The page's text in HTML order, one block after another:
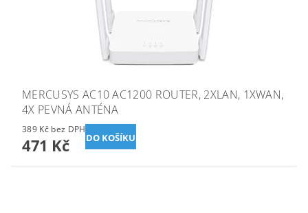
MERCUSYS AC10 AC1200 ROUTER, 2XLAN, 1XWAN,
4X PEVNÁ ANTÉNA
389 Kč bez DPH
471 Kč